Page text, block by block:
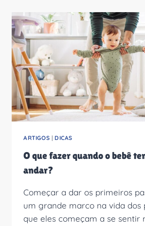
DESFRALDE?
POR
QUE
PODE
ACONTECER?
ARTIGOS | DICAS
O que fazer quando o bebê
andar?
Começar a dar os primeiros
um grande marco na vida dos
que eles começam a se sentir